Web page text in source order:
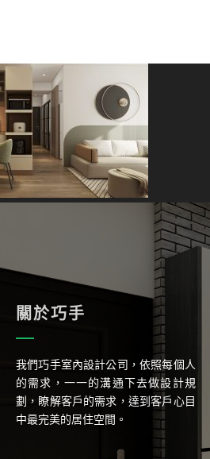
關於巧手
我們巧手室內設計公司，依照每個人
的需求，一一的溝通下去做設計規
劃，瞭解客戶的需求，達到客戶心目
中最完美的居住空間。